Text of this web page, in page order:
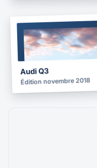
BROCHURE
Audi Q3
Édition novembre 2018